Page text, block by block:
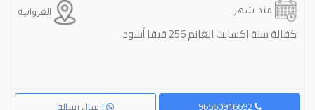
الفروانية منذ شهر
كفالة سنة اكسايت الغانم 256 قيقا أسود
إرسال رسالة 96560916692